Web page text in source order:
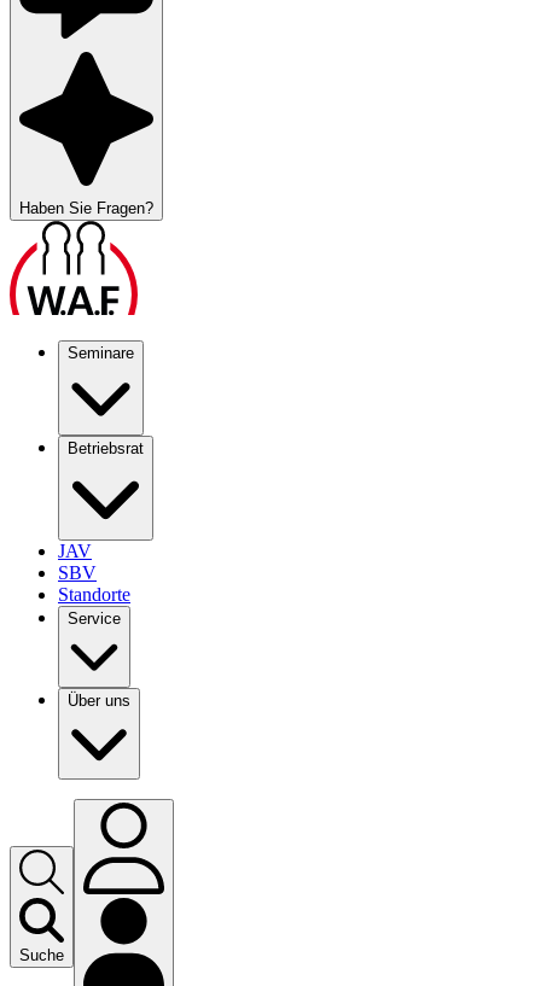
Haben Sie Fragen?
Seminare
Betriebsrat
JAV
SBV
Standorte
Service
Über uns
Suche